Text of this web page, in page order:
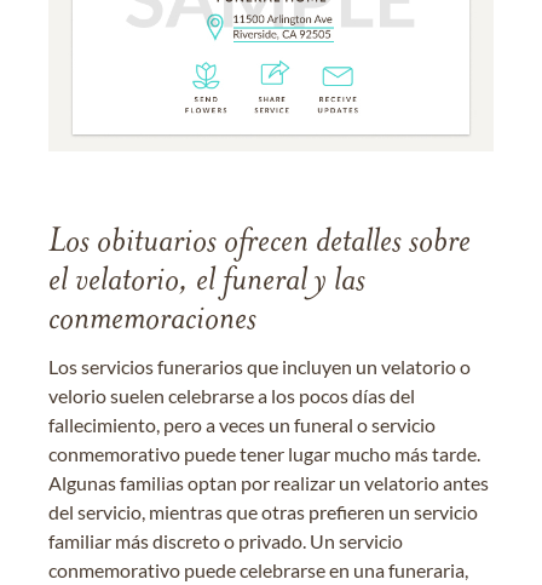
Los obituarios ofrecen detalles sobre
el velatorio, el funeral y las
conmemoraciones
Los servicios funerarios que incluyen un velatorio o
velorio suelen celebrarse a los pocos días del
fallecimiento, pero a veces un funeral o servicio
conmemorativo puede tener lugar mucho más tarde.
Algunas familias optan por realizar un velatorio antes
del servicio, mientras que otras prefieren un servicio
familiar más discreto o privado. Un servicio
conmemorativo puede celebrarse en una funeraria,